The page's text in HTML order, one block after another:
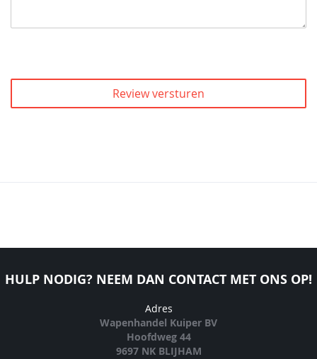
Review versturen
HULP NODIG? NEEM DAN CONTACT MET ONS OP!
Adres
Wapenhandel Kuiper BV
Hoofdweg 44
9697 NK BLIJHAM